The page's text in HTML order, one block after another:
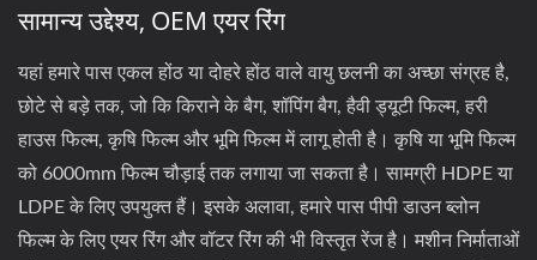
सामान्य उद्देश्य, OEM एयर रिंग
यहां हमारे पास एकल होंठ या दोहरे होंठ वाले वायु छलनी का अच्छा संग्रह है,
छोटे से बड़े तक, जो कि किराने के बैग, शॉपिंग बैग, हैवी ड्यूटी फिल्म, हरी
हाउस फिल्म, कृषि फिल्म और भूमि फिल्म में लागू होती है। कृषि या भूमि फिल्म
को 6000mm फिल्म चौड़ाई तक लगाया जा सकता है। सामग्री HDPE या
LDPE के लिए उपयुक्त हैं। इसके अलावा, हमारे पास पीपी डाउन ब्लोन
फिल्म के लिए एयर रिंग और वॉटर रिंग की भी विस्तृत रेंज है। मशीन निर्माताओं